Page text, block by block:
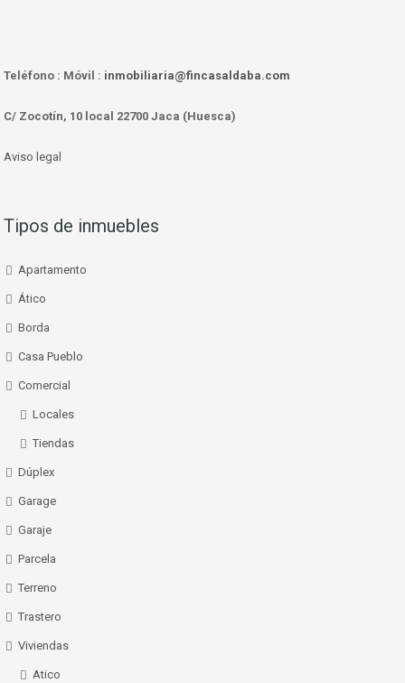
Teléfono : Móvil : inmobiliaria@fincasaldaba.com
C/ Zocotín, 10 local 22700 Jaca (Huesca)
Aviso legal
Tipos de inmuebles
Apartamento
Ático
Borda
Casa Pueblo
Comercial
Locales
Tiendas
Dúplex
Garage
Garaje
Parcela
Terreno
Trastero
Viviendas
Atico